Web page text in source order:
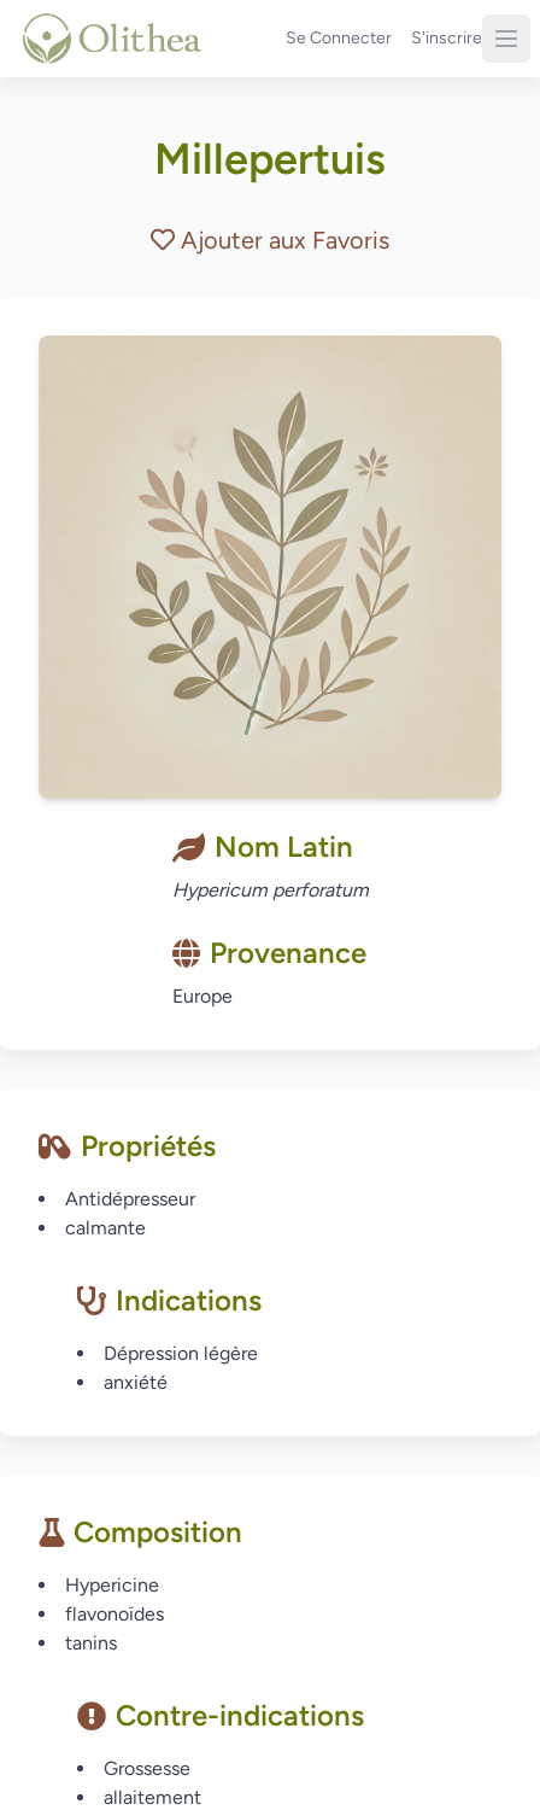
Se Connecter S'inscrire
Millepertuis
Ajouter aux Favoris
Nom Latin
Hypericum perforatum
Provenance
Europe
Propriétés
Antidépresseur
calmante
Indications
Dépression légère
anxiété
Composition
Hypericine
flavonoïdes
tanins
Contre-indications
Grossesse
allaitement